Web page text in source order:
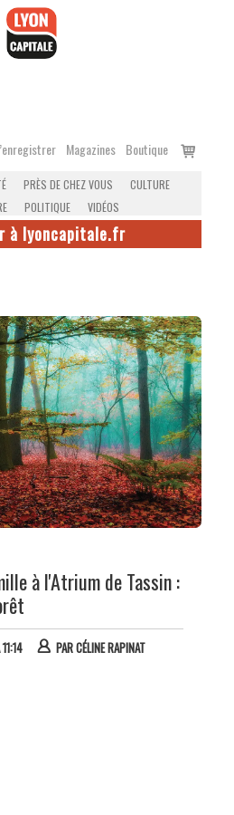
Magazines Boutique
Voir
PRÈS DE CHEZ VOUS
CULTURE
POLITIQUE VIDÉOS
à lyoncapitale.fr
à l'Atrium de Tassin :
PARCÉLINE RAPINAT